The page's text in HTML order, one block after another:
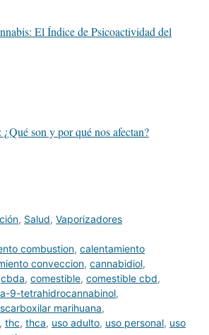
El Índice de Psicoactividad del
son y por qué nos afectan?
, Salud, Vaporizadores
combustion, calentamiento
conveccion, cannabidiol,
cbda, comestible, comestible cbd,
9-tetrahidrocannabinol,
marihuana,
, thc, thca, uso adulto, uso personal, uso